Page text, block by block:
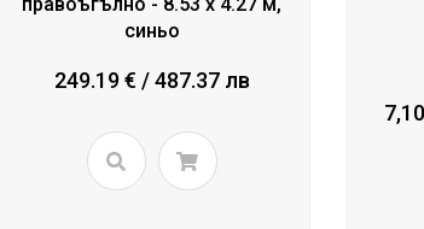
правоъгълно - 8.53 x 4.27 м,
синьо
249.19 € / 487.37 лв